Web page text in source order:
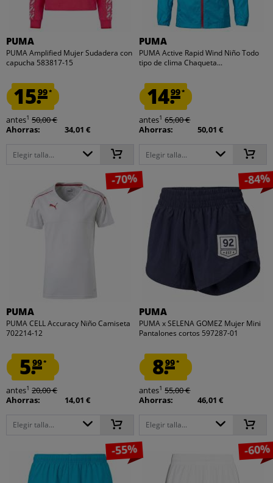
PUMA
PUMA Amplified Mujer Sudadera con
capucha 583817-15
15.99*
antes1 50,00 €
Ahorras:
34,01 €
Elegir talla...
PUMA
PUMA Active Rapid Wind Niño Todo
tipo de clima Chaqueta...
14.99*
antes1 65,00 €
Ahorras:
50,01 €
Elegir talla...
-70%
PUMA
PUMA CELL Accuracy Niño Camiseta
702214-12
5.99*
antes1 20,00 €
Ahorras:
14,01 €
Elegir talla...
-84%
PUMA
PUMA x SELENA GOMEZ Mujer Mini
Pantalones cortos 597287-01
8.99*
antes1 55,00 €
Ahorras:
46,01 €
Elegir talla...
-55% -60%